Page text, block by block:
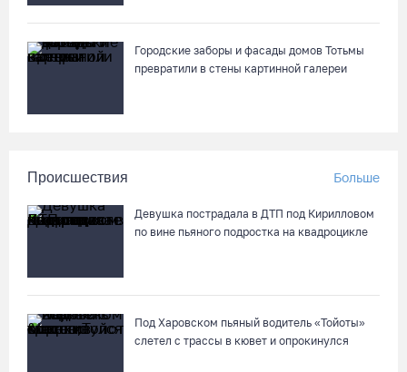
Городские заборы и фасады домов Тотьмы
превратили в стены картинной галереи
Происшествия Больше
Девушка пострадала в ДТП под Кирилловом
по вине пьяного подростка на квадроцикле
Под Харовском пьяный водитель «Тойоты»
слетел с трассы в кювет и опрокинулся